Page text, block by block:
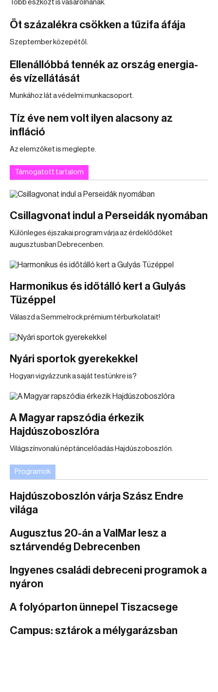
Több eszközt is vásárolnának.
Öt százalékra csökken a tűzifa áfája
Szeptember közepétől.
Ellenállóbbá tennék az ország energia-
és vízellátását
Munkához lát a védelmi munkacsoport.
Tíz éve nem volt ilyen alacsony az
infláció
Az elemzőket is meglepte.
Támogatott tartalom
Csillagvonat indul a Perseidák nyomában
Különleges éjszakai program várja az érdeklődőket
augusztusban Debrecenben.
Harmonikus és időtálló kert a Gulyás
Tüzéppel
Válaszd a Semmelrock prémium térburkolatait!
Nyári sportok gyerekekkel
Hogyan vigyázzunk a saját testünkre is?
A Magyar rapszódia érkezik
Hajdúszoboszlóra
Világszínvonalú néptáncelőadás Hajdúszoboszlón.
Programok
Hajdúszoboszlón várja Szász Endre
világa
Augusztus 20-án a ValMar lesz a
sztárvendég Debrecenben
Ingyenes családi debreceni programok a
nyáron
A folyóparton ünnepel Tiszacsege
Campus: sztárok a mélygarázsban